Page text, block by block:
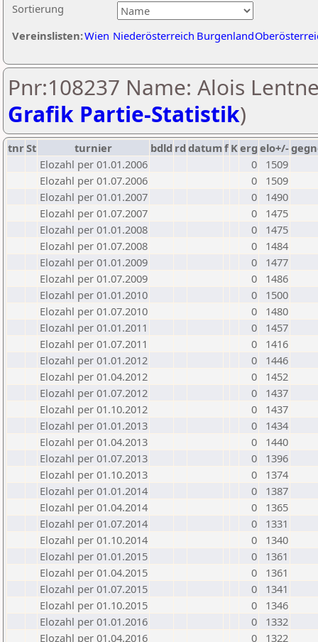
Sortierung
Vereinslisten:Wien Niederösterreich Burgenland
Pnr:108237 Name: Alois
Grafik Partie-Statistik)
tnrSt turnier bdld rd datumf Kerg elo+/-
Elozahl per 01.01.2006
0
1509
Elozahl per 01.07.2006
0
1509
Elozahl per 01.01.2007
0
1490
Elozahl per 01.07.2007
0
1475
Elozahl per 01.01.2008
0
1475
Elozahl per 01.07.2008
0
1484
Elozahl per 01.01.2009
0
1477
Elozahl per 01.07.2009
0
1486
Elozahl per 01.01.2010
0
1500
Elozahl per 01.07.2010
0
1480
Elozahl per 01.01.2011
0
1457
Elozahl per 01.07.2011
0
1416
Elozahl per 01.01.2012
0
1446
Elozahl per 01.04.2012
0
1452
Elozahl per 01.07.2012
0
1437
Elozahl per 01.10.2012
0
1437
Elozahl per 01.01.2013
0
1434
Elozahl per 01.04.2013
0
1440
Elozahl per 01.07.2013
0
1396
Elozahl per 01.10.2013
0
1374
Elozahl per 01.01.2014
0
1387
Elozahl per 01.04.2014
0
1365
Elozahl per 01.07.2014
0
1331
Elozahl per 01.10.2014
0
1340
Elozahl per 01.01.2015
0
1361
Elozahl per 01.04.2015
0
1361
Elozahl per 01.07.2015
0
1341
Elozahl per 01.10.2015
0
1346
Elozahl per 01.01.2016
0
1332
Elozahl per 01.04.2016
0
1322